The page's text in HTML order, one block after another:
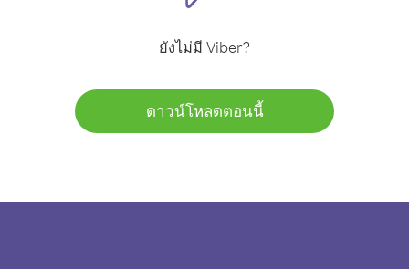
ยังไม่มี Viber?
ดาวน์โหลดตอนนี้